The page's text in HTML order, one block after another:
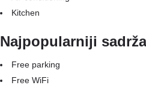
Kitchen
Najpopularniji
Free parking
Free WiFi